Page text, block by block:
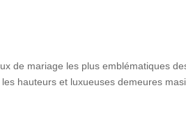
de mariage les plus emblématiques
hauteurs et luxueuses demeures